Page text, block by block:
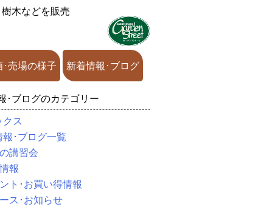
木などを販売
･売場の様子 新着情報･ブログ
･ブログのカテゴリー
クス
報･ブログ一覧
講習会
報
ト･お買い得情報
ス･お知らせ